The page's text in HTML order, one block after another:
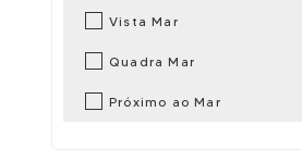
Vista Mar
Quadra Mar
Próximo ao Mar